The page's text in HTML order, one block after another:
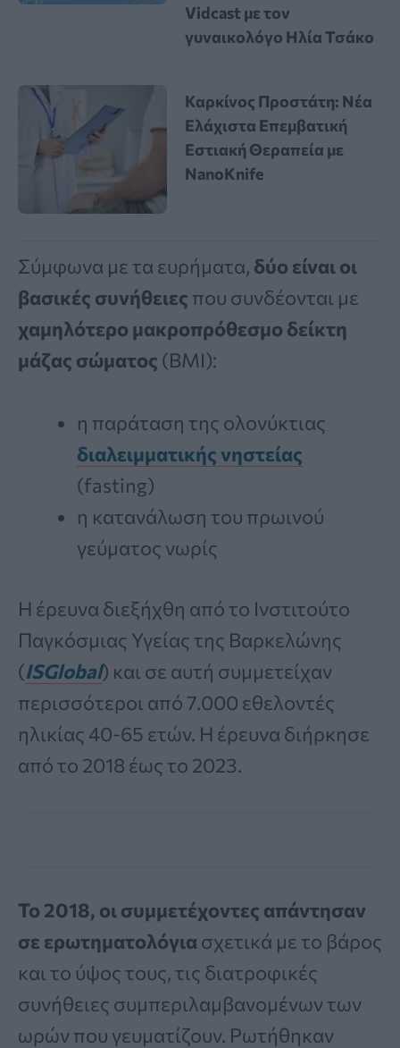
Vidcast με τον
γυναικολόγο Ηλία Τσάκο
Καρκίνος Προστάτη: Νέα
Ελάχιστα Επεμβατική
Εστιακή Θεραπεία με
NanoKnife
Σύμφωνα με τα ευρήματα, δύο είναι οι
βασικές συνήθειες που συνδέονται με
χαμηλότερο μακροπρόθεσμο δείκτη
μάζας σώματος (BMI):
η παράταση της ολονύκτιας
διαλειμματικής νηστείας
(fasting)
η κατανάλωση του πρωινού
γεύματος νωρίς
Η έρευνα διεξήχθη από το Ινστιτούτο
Παγκόσμιας Υγείας της Βαρκελώνης
(ISGlobal) και σε αυτή συμμετείχαν
περισσότεροι από 7.000 εθελοντές
ηλικίας 40-65 ετών. Η έρευνα διήρκησε
από το 2018 έως το 2023.
Το 2018, οι συμμετέχοντες απάντησαν
σε ερωτηματολόγια σχετικά με το βάρος
και το ύψος τους, τις διατροφικές
συνήθειες συμπεριλαμβανομένων των
ωρών που γευματίζουν. Ρωτήθηκαν